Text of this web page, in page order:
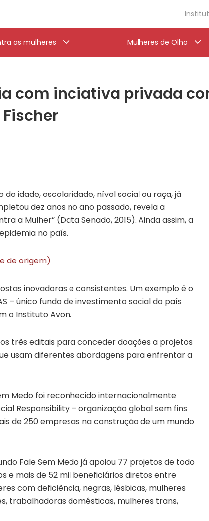
as mulheres Mulheres de Olho
com inciativa privada
idade, escolaridade, nível social ou raça, já
dez anos no ano passado, revela a
a Mulher” (Data Senado, 2015). Ainda assim, a
no país.
de origem)
inovadoras e consistentes. Um exemplo é o
– único fundo de investimento social do país
o Instituto Avon.
três editais para conceder doações a projetos
usam diferentes abordagens para enfrentar a
Medo foi reconhecido internacionalmente
Responsibility – organização global sem fins
de 250 empresas na construção de um mundo
Fale Sem Medo já apoiou 77 projetos de todo
e mais de 52 mil beneficiários diretos entre
com deficiência, negras, lésbicas, mulheres
trabalhadoras domésticas, mulheres trans,